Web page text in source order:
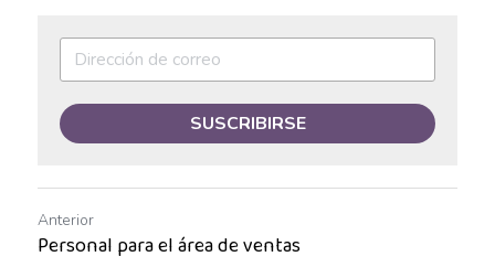
Auditor de calidad
Auxiliar administrativo
Auxiliar Contable
SUSCRIBIRSE
Anterior
Personal para el área de ventas